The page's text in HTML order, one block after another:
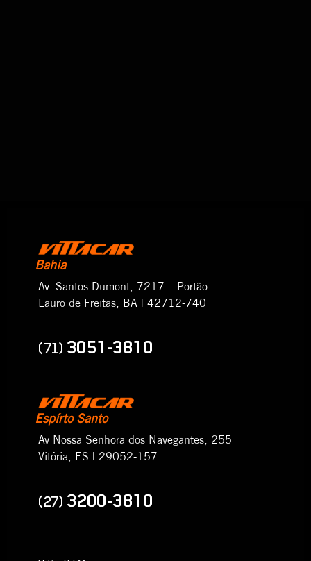
Bahia
Av. Santos Dumont, 7217 – Portão
Lauro de Freitas, BA | 42712-740
(71) 3051-3810
Espírto Santo
Av Nossa Senhora dos Navegantes, 255
Vitória, ES | 29052-157
(27) 3200-3810